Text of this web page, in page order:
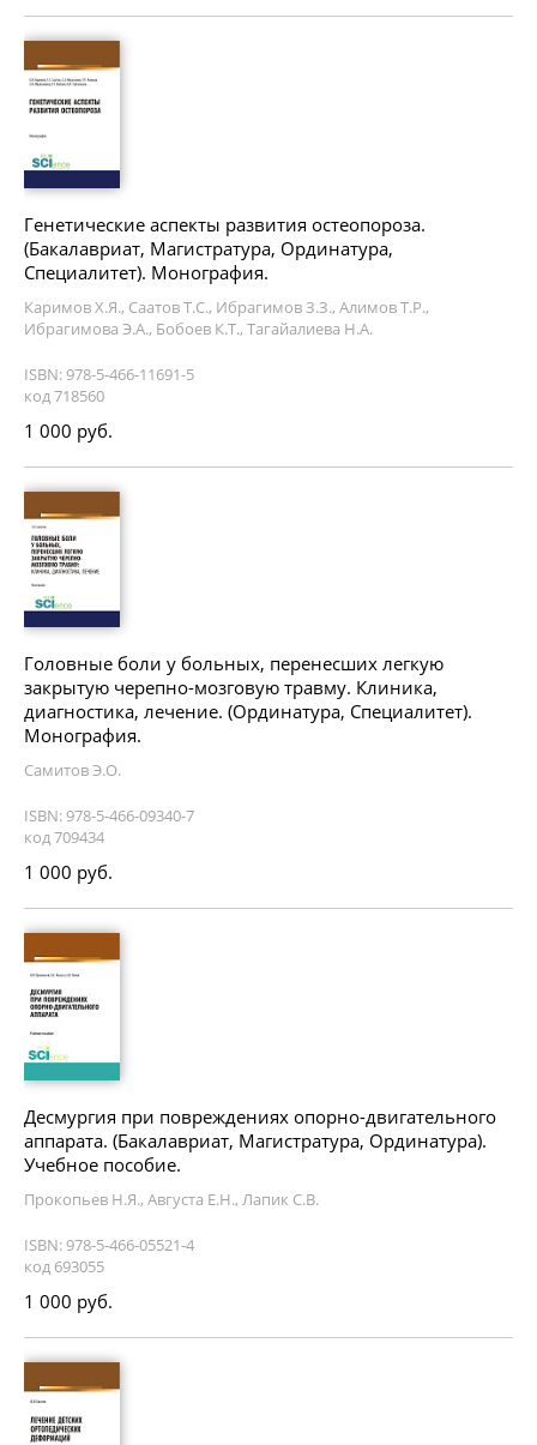
Генетические аспекты развития остеопороза.
(Бакалавриат, Магистратура, Ординатура,
Специалитет). Монография.
Каримов Х.Я., Саатов Т.С., Ибрагимов З.З., Алимов Т.Р.,
Ибрагимова Э.А., Бобоев К.Т., Тагайалиева Н.А.
ISBN: 978-5-466-11691-5
код 718560
1 000 руб.
Головные боли у больных, перенесших легкую
закрытую черепно-мозговую травму. Клиника,
диагностика, лечение. (Ординатура, Специалитет).
Монография.
Самитов Э.О.
ISBN: 978-5-466-09340-7
код 709434
1 000 руб.
Десмургия при повреждениях опорно-двигательного
аппарата. (Бакалавриат, Магистратура, Ординатура).
Учебное пособие.
Прокопьев Н.Я., Августа Е.Н., Лапик С.В.
ISBN: 978-5-466-05521-4
код 693055
1 000 руб.